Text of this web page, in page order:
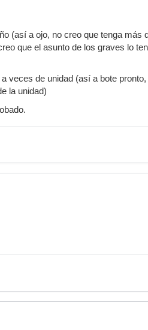
(así a ojo, no creo que tenga más
que el asunto de los graves lo
veces de unidad (así a bote
la unidad)